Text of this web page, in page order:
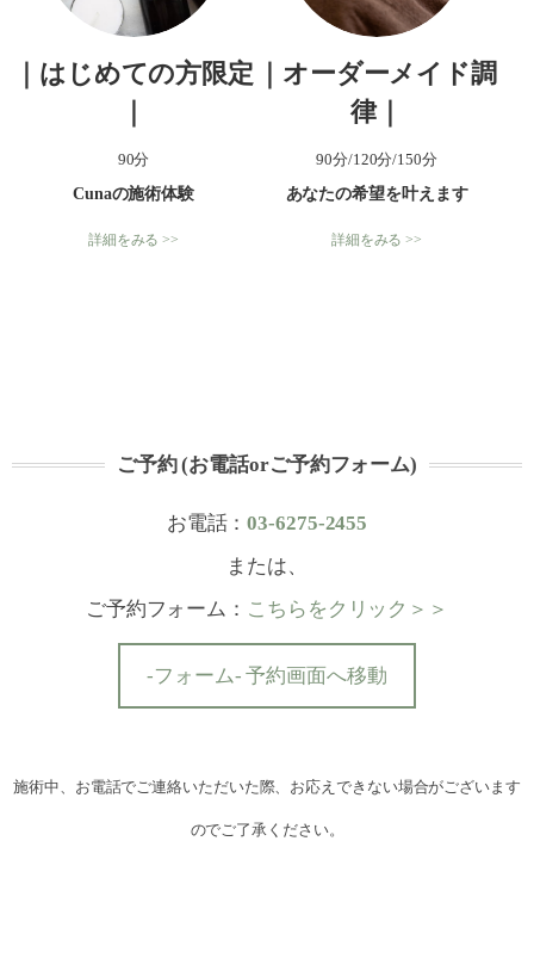
｜はじめての方限定
90分
Cunaの施術体験
詳細をみる >>
｜オーダーメイド調
律｜
90分/120分/150分
あなたの希望を叶えます
詳細をみる >>
ご予約 (お電話orご予約フォーム)
お電話：03-6275-2455
または、
ご予約フォーム： こちらをクリック＞＞
-フォーム- 予約画面へ移動
施術中、お電話でご連絡いただいた際、お応えできない場合がございます
のでご了承ください。